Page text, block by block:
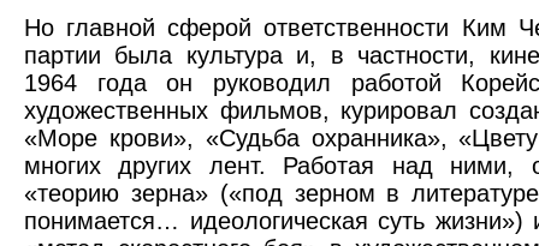
Но главной сферой ответственности Ким
партии была культура и, в частности,
1964 года он руководил работой
художественных фильмов, курировал
«Море крови», «Судьба охранника»,
многих других лент. Работая над ними,
«теорию зерна» («под зерном в
понимается… идеологическая суть жизни»)